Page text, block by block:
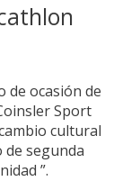
de ocasión de
Sport
cultural
segunda
”.